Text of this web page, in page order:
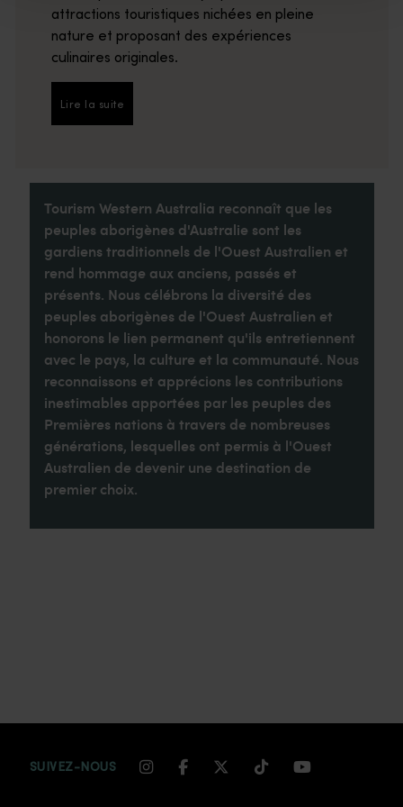
attractions touristiques nichées en pleine
nature et proposant des expériences
culinaires originales.
Lire la suite
Lire la suite
Tourism Western Australia reconnaît que les
peuples aborigènes d'Australie sont les
gardiens traditionnels de l'Ouest Australien et
rend hommage aux anciens, passés et
présents. Nous célébrons la diversité des
peuples aborigènes de l'Ouest Australien et
honorons le lien permanent qu'ils entretiennent
avec le pays, la culture et la communauté. Nous
reconnaissons et apprécions les contributions
inestimables apportées par les peuples des
Premières nations à travers de nombreuses
générations, lesquelles ont permis à l'Ouest
Australien de devenir une destination de
premier choix.
SUIVEZ-NOUS INSTAGRAM CHANNEL LINK
FACEBOOK CHANNEL LINK
TWITTER CHANNEL
TIKTOKYOUTUBE